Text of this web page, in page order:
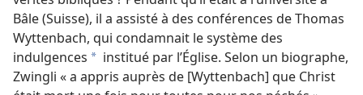
Bâle (Suisse), il a assisté à des conférences de Thomas
Wyttenbach, qui condamnait le système des
indulgences a institué par l’Église. Selon un biographe,
Zwingli « a appris auprès de [Wyttenbach] que Christ